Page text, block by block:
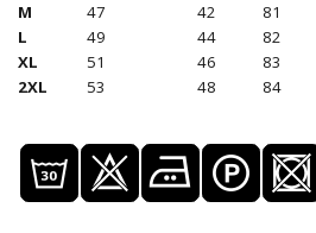
M
47 42
81
L
49 44
82
XL
51 46
83
2XL
53 48 84